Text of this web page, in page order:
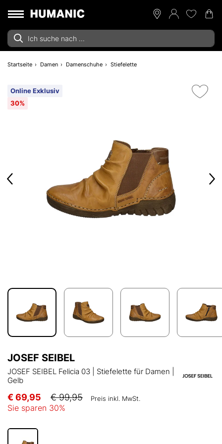
Startseite Damen Damenschuhe Stiefelette
Online Exklusiv
30%
JOSEF SEIBEL
JOSEF SEIBEL Felicia 03 | Stiefelette für Damen |
Gelb
€ 69,95 € 99,95 Preis inkl. MwSt.
Sie sparen 30%